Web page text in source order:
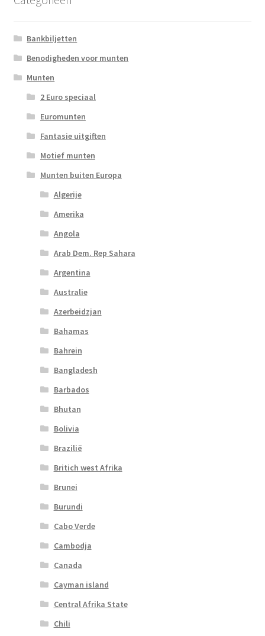
Bankbiljetten
Benodigheden voor munten
Munten
2 Euro speciaal
Euromunten
Fantasie uitgiften
Motief munten
Munten buiten Europa
Algerije
Amerika
Angola
Arab Dem. Rep Sahara
Argentina
Australie
Azerbeidzjan
Bahamas
Bahrein
Bangladesh
Barbados
Bhutan
Bolivia
Brazilië
Britich west Afrika
Brunei
Burundi
Cabo Verde
Cambodja
Canada
Cayman island
Central Afrika State
Chili